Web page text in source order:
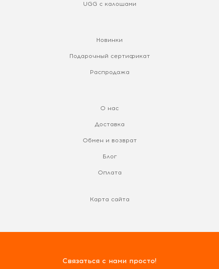
UGG с калошами
Новинки
Подарочный сертификат
Распродажа
О нас
Доставка
Обмен и возврат
Блог
Оплата
Карта сайта
Связаться с нами просто!